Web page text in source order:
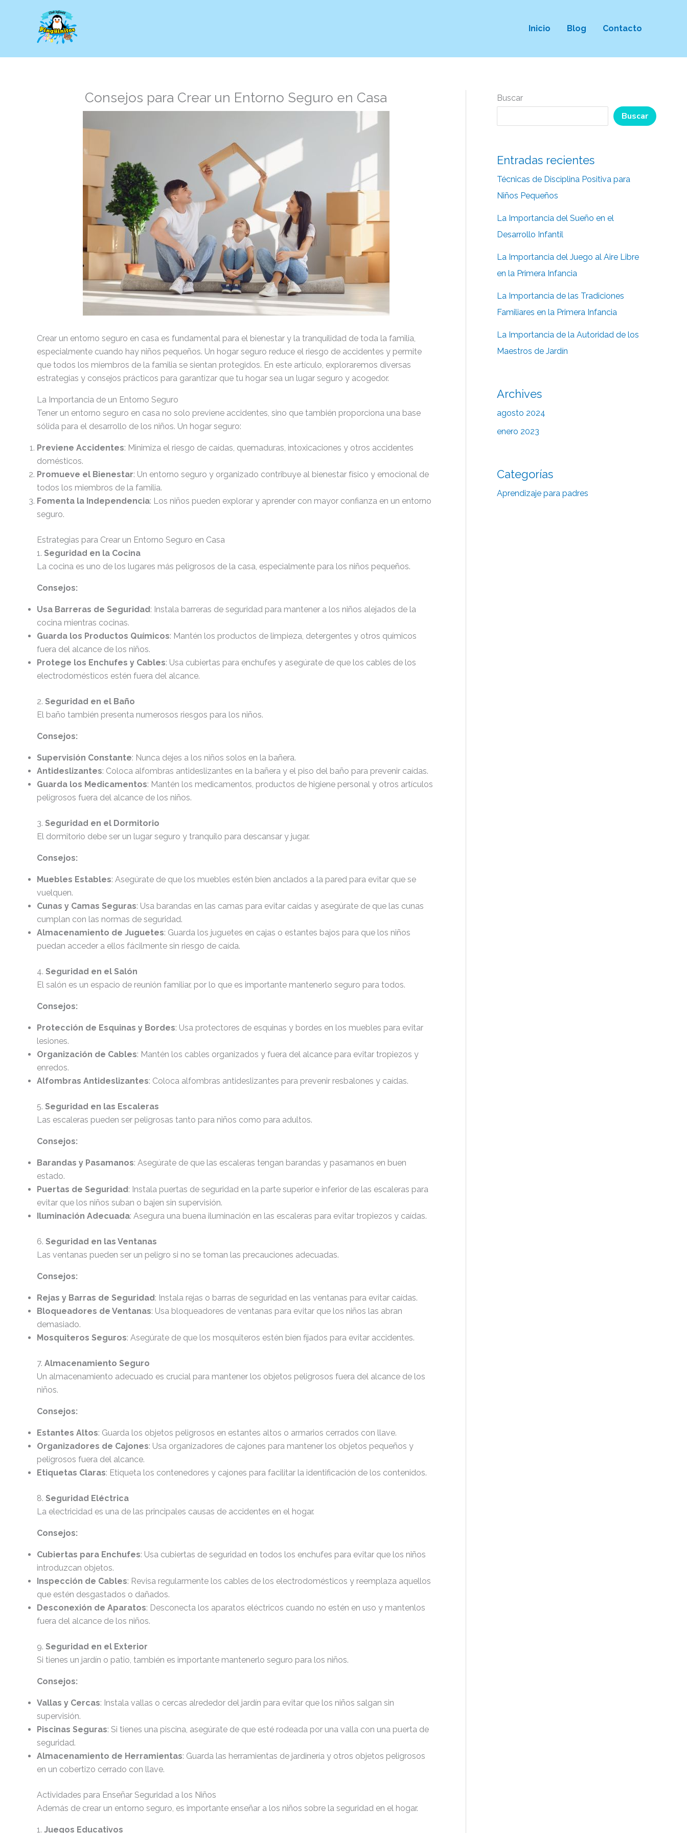
Inicio Blog Contacto
Consejos para Crear un Entorno Seguro en Casa
Crear un entorno seguro en casa es fundamental para el bienestar y la tranquilidad de toda la familia,
especialmente cuando hay niños pequeños. Un hogar seguro reduce el riesgo de accidentes y permite
que todos los miembros de la familia se sientan protegidos. En este artículo, exploraremos diversas
estrategias y consejos prácticos para garantizar que tu hogar sea un lugar seguro y acogedor.
La Importancia de un Entorno Seguro
Tener un entorno seguro en casa no solo previene accidentes, sino que también proporciona una base
sólida para el desarrollo de los niños. Un hogar seguro:
Previene Accidentes: Minimiza el riesgo de caídas, quemaduras, intoxicaciones y otros accidentes
domésticos.
Promueve el Bienestar: Un entorno seguro y organizado contribuye al bienestar físico y emocional de
todos los miembros de la familia.
Fomenta la Independencia: Los niños pueden explorar y aprender con mayor confianza en un entorno
seguro.
Estrategias para Crear un Entorno Seguro en Casa
1. Seguridad en la Cocina
La cocina es uno de los lugares más peligrosos de la casa, especialmente para los niños pequeños.
Consejos:
Usa Barreras de Seguridad: Instala barreras de seguridad para mantener a los niños alejados de la
cocina mientras cocinas.
Guarda los Productos Químicos: Mantén los productos de limpieza, detergentes y otros químicos
fuera del alcance de los niños.
Protege los Enchufes y Cables: Usa cubiertas para enchufes y asegúrate de que los cables de los
electrodomésticos estén fuera del alcance.
2. Seguridad en el Baño
El baño también presenta numerosos riesgos para los niños.
Consejos:
Supervisión Constante: Nunca dejes a los niños solos en la bañera.
Antideslizantes: Coloca alfombras antideslizantes en la bañera y el piso del baño para prevenir caídas.
Guarda los Medicamentos: Mantén los medicamentos, productos de higiene personal y otros artículos
peligrosos fuera del alcance de los niños.
3. Seguridad en el Dormitorio
El dormitorio debe ser un lugar seguro y tranquilo para descansar y jugar.
Consejos:
Muebles Estables: Asegúrate de que los muebles estén bien anclados a la pared para evitar que se
vuelquen.
Cunas y Camas Seguras: Usa barandas en las camas para evitar caídas y asegúrate de que las cunas
cumplan con las normas de seguridad.
Almacenamiento de Juguetes: Guarda los juguetes en cajas o estantes bajos para que los niños
puedan acceder a ellos fácilmente sin riesgo de caída.
4. Seguridad en el Salón
El salón es un espacio de reunión familiar, por lo que es importante mantenerlo seguro para todos.
Consejos:
Protección de Esquinas y Bordes: Usa protectores de esquinas y bordes en los muebles para evitar
lesiones.
Organización de Cables: Mantén los cables organizados y fuera del alcance para evitar tropiezos y
enredos.
Alfombras Antideslizantes: Coloca alfombras antideslizantes para prevenir resbalones y caídas.
5. Seguridad en las Escaleras
Las escaleras pueden ser peligrosas tanto para niños como para adultos.
Consejos:
Barandas y Pasamanos: Asegúrate de que las escaleras tengan barandas y pasamanos en buen
estado.
Puertas de Seguridad: Instala puertas de seguridad en la parte superior e inferior de las escaleras para
evitar que los niños suban o bajen sin supervisión.
Iluminación Adecuada: Asegura una buena iluminación en las escaleras para evitar tropiezos y caídas.
6. Seguridad en las Ventanas
Las ventanas pueden ser un peligro si no se toman las precauciones adecuadas.
Consejos:
Rejas y Barras de Seguridad: Instala rejas o barras de seguridad en las ventanas para evitar caídas.
Bloqueadores de Ventanas: Usa bloqueadores de ventanas para evitar que los niños las abran
demasiado.
Mosquiteros Seguros: Asegúrate de que los mosquiteros estén bien fijados para evitar accidentes.
7. Almacenamiento Seguro
Un almacenamiento adecuado es crucial para mantener los objetos peligrosos fuera del alcance de los
niños.
Consejos:
Estantes Altos: Guarda los objetos peligrosos en estantes altos o armarios cerrados con llave.
Organizadores de Cajones: Usa organizadores de cajones para mantener los objetos pequeños y
peligrosos fuera del alcance.
Etiquetas Claras: Etiqueta los contenedores y cajones para facilitar la identificación de los contenidos.
8. Seguridad Eléctrica
La electricidad es una de las principales causas de accidentes en el hogar.
Consejos:
Cubiertas para Enchufes: Usa cubiertas de seguridad en todos los enchufes para evitar que los niños
introduzcan objetos.
Inspección de Cables: Revisa regularmente los cables de los electrodomésticos y reemplaza aquellos
que estén desgastados o dañados.
Desconexión de Aparatos: Desconecta los aparatos eléctricos cuando no estén en uso y mantenlos
fuera del alcance de los niños.
9. Seguridad en el Exterior
Si tienes un jardín o patio, también es importante mantenerlo seguro para los niños.
Consejos:
Vallas y Cercas: Instala vallas o cercas alrededor del jardín para evitar que los niños salgan sin
supervisión.
Piscinas Seguras: Si tienes una piscina, asegúrate de que esté rodeada por una valla con una puerta de
seguridad.
Almacenamiento de Herramientas: Guarda las herramientas de jardinería y otros objetos peligrosos
en un cobertizo cerrado con llave.
Actividades para Enseñar Seguridad a los Niños
Además de crear un entorno seguro, es importante enseñar a los niños sobre la seguridad en el hogar.
1. Juegos Educativos
Buscar
Buscar
Entradas recientes
Técnicas de Disciplina Positiva para
Niños Pequeños
La Importancia del Sueño en el
Desarrollo Infantil
La Importancia del Juego al Aire Libre
en la Primera Infancia
La Importancia de las Tradiciones
Familiares en la Primera Infancia
La Importancia de la Autoridad de los
Maestros de Jardín
Archives
agosto 2024
enero 2023
Categorías
Aprendizaje para padres